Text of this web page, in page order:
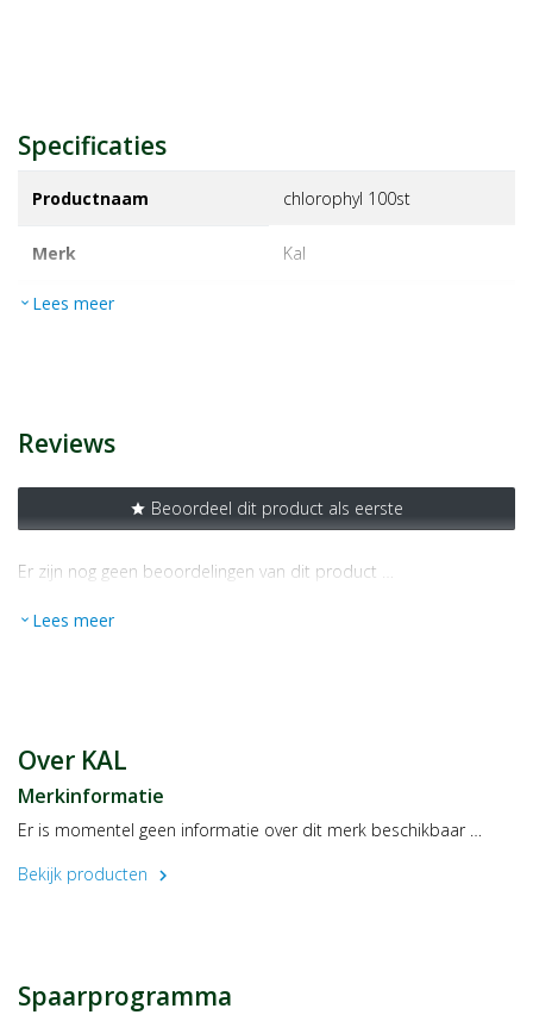
Specificaties
Productnaam chlorophyl 100st
Merk kal
EAN
expand_more Lees meer
Reviews
star Beoordeel dit product als eerste
Er zijn nog geen beoordelingen van dit product …
expand_more Lees meer
Over KAL
Merkinformatie
Er is momentel geen informatie over dit merk beschikbaar …
Bekijk producten
chevron_right
Spaarprogramma